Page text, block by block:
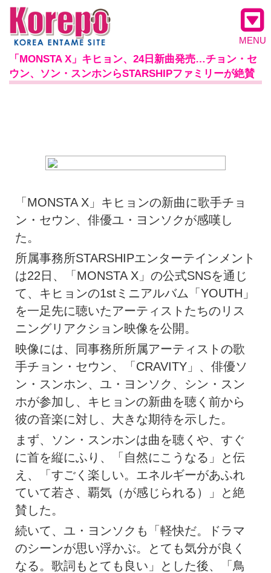
MENU
「MONSTA X」キヒョン、24日新曲発売…チョン・セ
ウン、ソン・スンホンらSTARSHIPファミリーが絶賛
「MONSTA X」キヒョンの新曲に歌手チョ
ン・セウン、俳優ユ・ヨンソクが感嘆し
た。
所属事務所STARSHIPエンターテインメント
は22日、「MONSTA X」の公式SNSを通じ
て、キヒョンの1stミニアルバム「YOUTH」
を一足先に聴いたアーティストたちのリス
ニングリアクション映像を公開。
映像には、同事務所所属アーティストの歌
手チョン・セウン、「CRAVITY」、俳優ソ
ン・スンホン、ユ・ヨンソク、シン・スン
ホが参加し、キヒョンの新曲を聴く前から
彼の音楽に対し、大きな期待を示した。
まず、ソン・スンホンは曲を聴くや、すぐ
に首を縦にふり、「自然にこうなる」と伝
え、「すごく楽しい。エネルギーがあふれ
ていて若さ、覇気（が感じられる）」と絶
賛した。
続いて、ユ・ヨンソクも「軽快だ。ドラマ
のシーンが思い浮かぶ。とても気分が良く
なる。歌詞もとても良い」とした後、「鳥